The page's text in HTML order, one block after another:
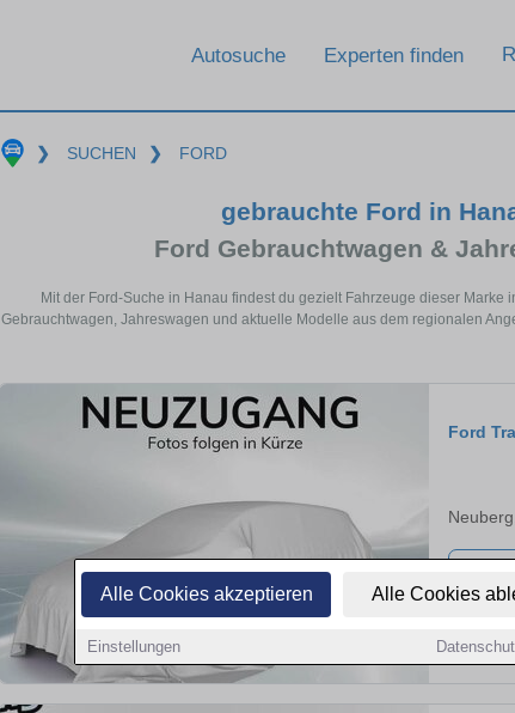
Alle Cookies akzeptieren Alle Cookies
Einstellungen
Autosuche Experten finden
❯ SUCHEN ❯ FORD
gebrauchte Ford in
Ford Gebrauchtwagen &
Mit der Ford-Suche in Hanau findest du gezielt Fahrzeuge dieser
Gebrauchtwagen, Jahreswagen und aktuelle Modelle aus dem regionalen
Ford